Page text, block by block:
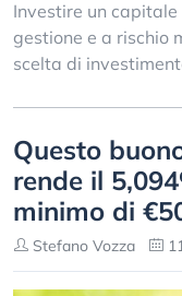
Investire un
gestione e a rischio
scelta di
Questo
rende il
minimo di
Stefano Vozza